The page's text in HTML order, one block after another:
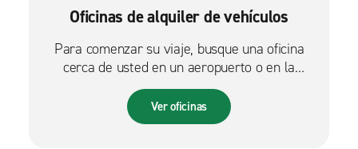
Oficinas de alquiler de vehículos
Para comenzar su viaje, busque una oficina
cerca de usted en un aeropuerto o en la
ciudad.
Ver oficinas